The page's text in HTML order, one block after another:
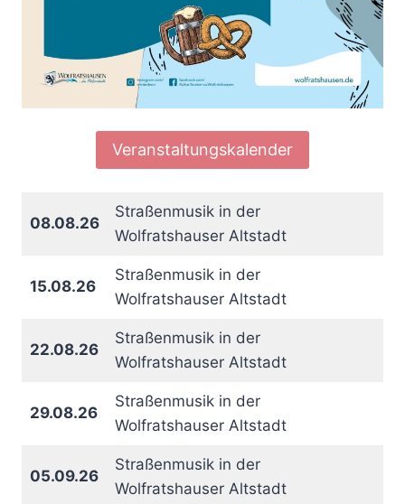
Veranstaltungskalender
08.08.26
Straßenmusik in der
Wolfratshauser Altstadt
15.08.26
Straßenmusik in der
Wolfratshauser Altstadt
22.08.26
Straßenmusik in der
Wolfratshauser Altstadt
29.08.26
Straßenmusik in der
Wolfratshauser Altstadt
05.09.26
Straßenmusik in der
Wolfratshauser Altstadt